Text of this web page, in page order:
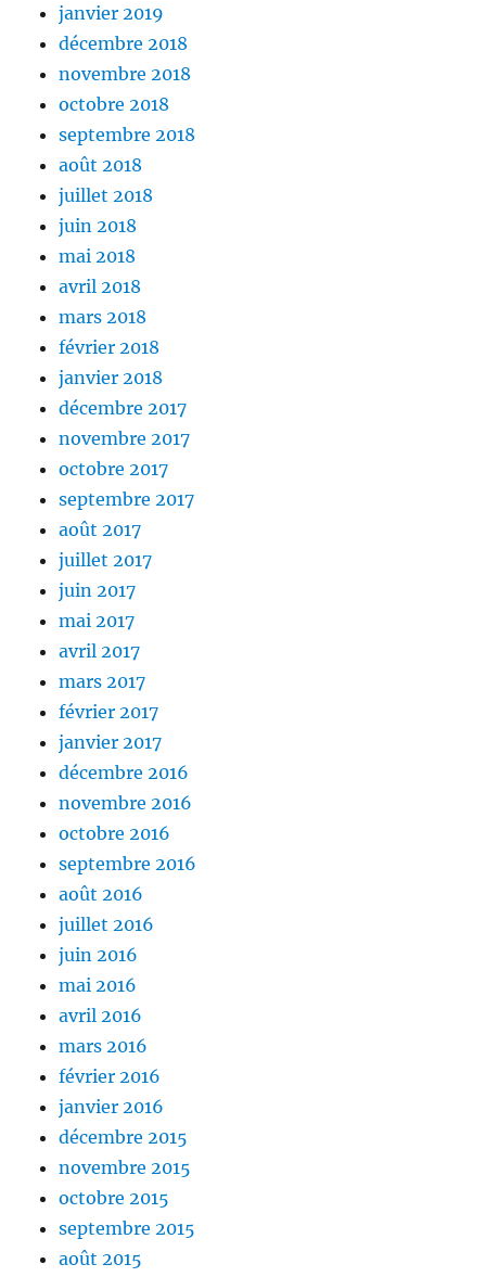
janvier 2019
décembre 2018
novembre 2018
octobre 2018
septembre 2018
août 2018
juillet 2018
juin 2018
mai 2018
avril 2018
mars 2018
février 2018
janvier 2018
décembre 2017
novembre 2017
octobre 2017
septembre 2017
août 2017
juillet 2017
juin 2017
mai 2017
avril 2017
mars 2017
février 2017
janvier 2017
décembre 2016
novembre 2016
octobre 2016
septembre 2016
août 2016
juillet 2016
juin 2016
mai 2016
avril 2016
mars 2016
février 2016
janvier 2016
décembre 2015
novembre 2015
octobre 2015
septembre 2015
août 2015